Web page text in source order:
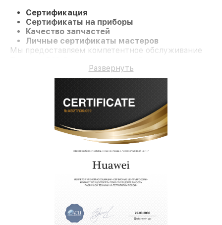
Сертификация
Сертификаты на приборы
Качество запчастей
Личные сертификаты мастеров
Мы предоставляем компетентное обслуживание
Развернуть